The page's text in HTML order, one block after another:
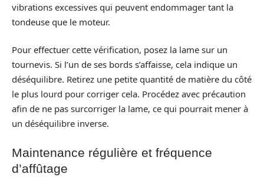
vibrations excessives qui peuvent endommager tant la
tondeuse que le moteur.
Pour effectuer cette vérification, posez la lame sur un
tournevis. Si l’un de ses bords s’affaisse, cela indique un
déséquilibre. Retirez une petite quantité de matière du côté
le plus lourd pour corriger cela. Procédez avec précaution
afin de ne pas surcorriger la lame, ce qui pourrait mener à
un déséquilibre inverse.
Maintenance régulière et fréquence
d’affûtage